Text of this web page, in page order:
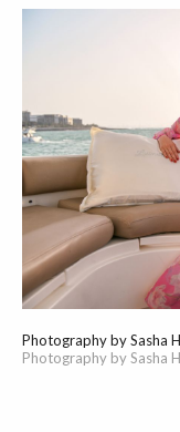
Photography by Sasha
Photography by Sasha